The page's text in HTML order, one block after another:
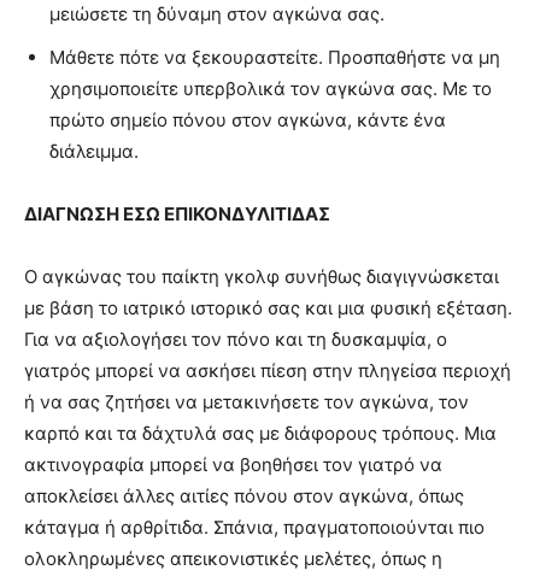
μειώσετε τη δύναμη στον αγκώνα σας.
Μάθετε πότε να ξεκουραστείτε. Προσπαθήστε να μη
χρησιμοποιείτε υπερβολικά τον αγκώνα σας. Με το
πρώτο σημείο πόνου στον αγκώνα, κάντε ένα
διάλειμμα.
ΔΙΑΓΝΩΣΗ ΕΣΩ ΕΠΙΚΟΝΔΥΛΙΤΙΔΑΣ
Ο αγκώνας του παίκτη γκολφ συνήθως διαγιγνώσκεται
με βάση το ιατρικό ιστορικό σας και μια φυσική εξέταση.
Για να αξιολογήσει τον πόνο και τη δυσκαμψία, ο
γιατρός μπορεί να ασκήσει πίεση στην πληγείσα περιοχή
ή να σας ζητήσει να μετακινήσετε τον αγκώνα, τον
καρπό και τα δάχτυλά σας με διάφορους τρόπους. Μια
ακτινογραφία μπορεί να βοηθήσει τον γιατρό να
αποκλείσει άλλες αιτίες πόνου στον αγκώνα, όπως
κάταγμα ή αρθρίτιδα. Σπάνια, πραγματοποιούνται πιο
ολοκληρωμένες απεικονιστικές μελέτες, όπως η